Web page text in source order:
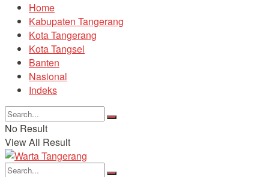
Home
Kabupaten Tangerang
Kota Tangerang
Kota Tangsel
Banten
Nasional
Indeks
No Result
View All Result